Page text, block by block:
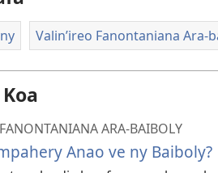
Valin’ireo Fanontaniana Ara-
ARA-BAIBOLY
Anao ve ny Baiboly?